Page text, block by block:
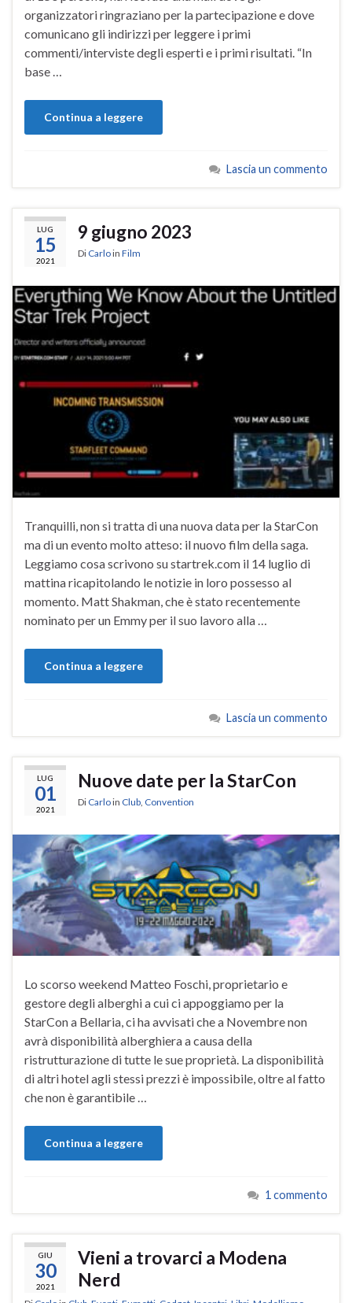
organizzatori ringraziano per la partecipazione e dove
comunicano gli indirizzi per leggere i primi
commenti/interviste degli esperti e i primi risultati. “In
base …
Continua a leggere
Lascia un commento
LUG
15
2021
9 giugno 2023
Di Carloin Film
Tranquilli, non si tratta di una nuova data per la StarCon
ma di un evento molto atteso: il nuovo film della saga.
Leggiamo cosa scrivono su startrek.com il 14 luglio di
mattina ricapitolando le notizie in loro possesso al
momento. Matt Shakman, che è stato recentemente
nominato per un Emmy per il suo lavoro alla …
Continua a leggere
Lascia un commento
LUG
01
2021
Nuove date per la StarCon
Di Carloin Club Convention
Lo scorso weekend Matteo Foschi, proprietario e
gestore degli alberghi a cui ci appoggiamo per la
StarCon a Bellaria, ci ha avvisati che a Novembre non
avrà disponibilità alberghiera a causa della
ristrutturazione di tutte le sue proprietà. La disponibilità
di altri hotel agli stessi prezzi è impossibile, oltre al fatto
che non è garantibile …
Continua a leggere
1 commento
GIU
30
2021
Vieni a trovarci a Modena
Nerd